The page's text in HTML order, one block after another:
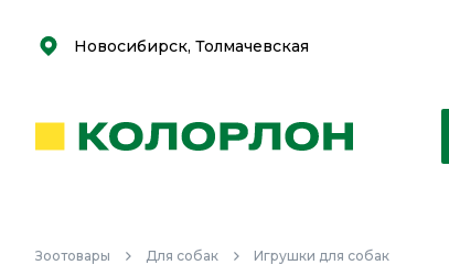
Скоро
Скоро
Новосибирск, Толмачевская
Зоотовары Для собак Игрушки для собак